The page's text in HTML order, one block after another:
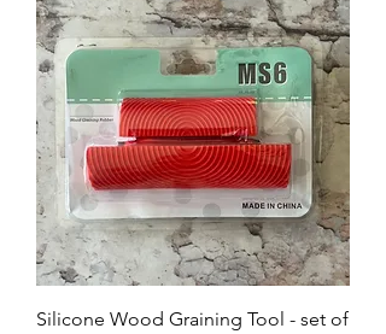
Silicone Wood Graining Tool - set of